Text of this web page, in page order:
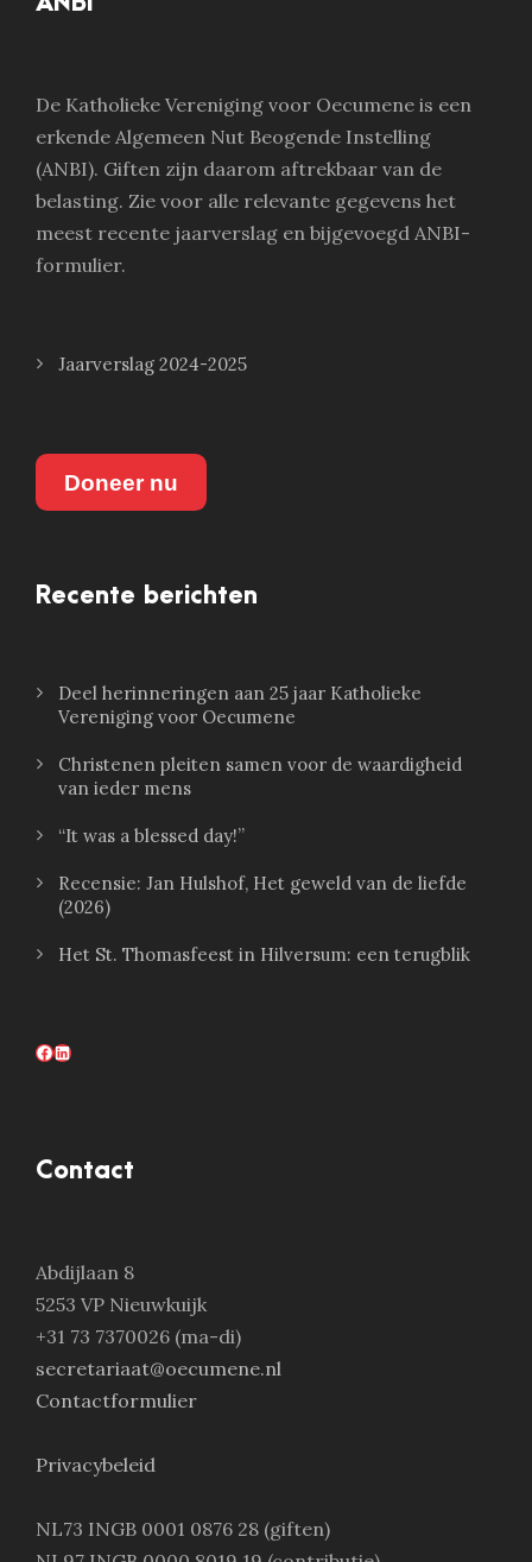
De Katholieke Vereniging voor Oecumene is een
erkende Algemeen Nut Beogende Instelling
(ANBI). Giften zijn daarom aftrekbaar van de
belasting. Zie voor alle relevante gegevens het
meest recente jaarverslag en bijgevoegd ANBI-
formulier.
Jaarverslag 2024-2025
Doneer nu
Recente berichten
Deel herinneringen aan 25 jaar Katholieke
Vereniging voor Oecumene
Christenen pleiten samen voor de waardigheid
van ieder mens
“It was a blessed day!”
Recensie: Jan Hulshof, Het geweld van de liefde
(2026)
Het St. Thomasfeest in Hilversum: een terugblik
Facebook LinkedIn
Contact
Abdijlaan 8
5253 VP Nieuwkuijk
+31 73 7370026 (ma-di)
secretariaat@oecumene.nl
Contactformulier
Privacybeleid
NL73 INGB 0001 0876 28 (giften)